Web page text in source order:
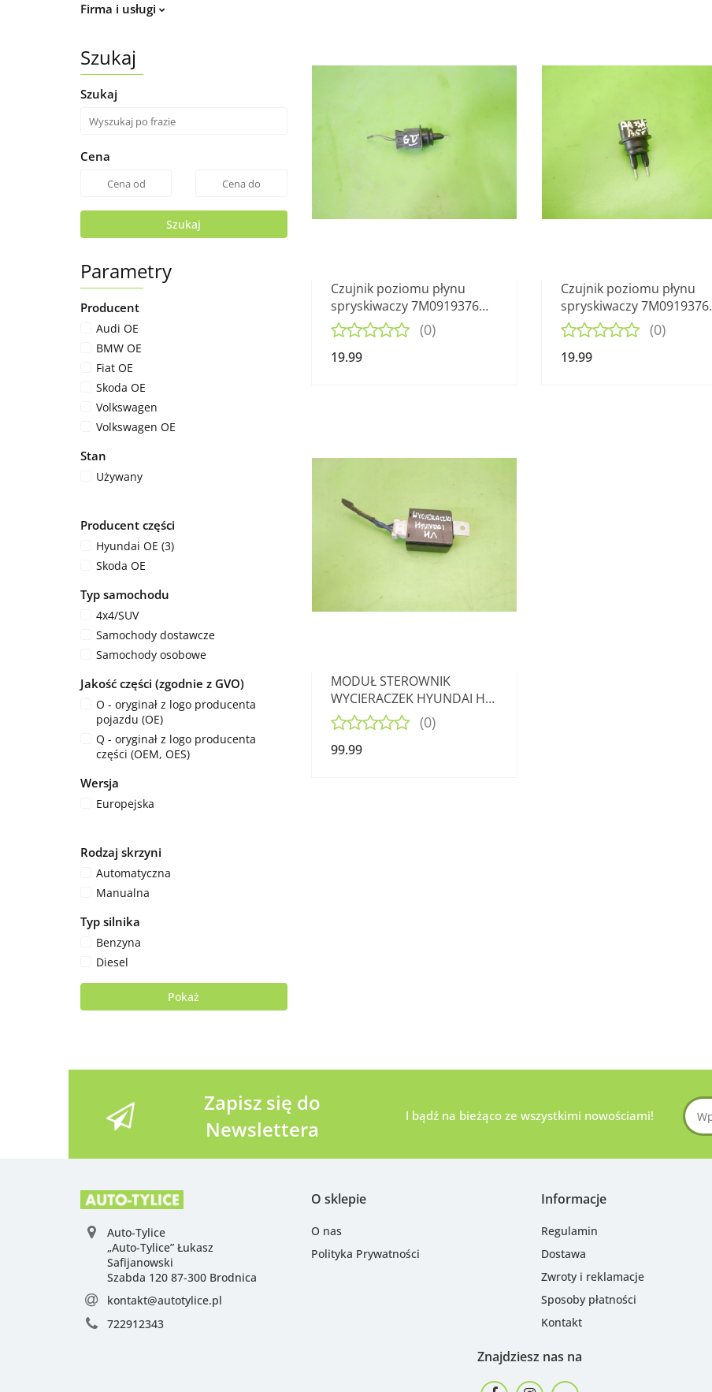
Firma i usługi
Szukaj
Szukaj
Cena
Szukaj
Parametry
Producent
Audi OE
BMW OE
Fiat OE
Skoda OE
Volkswagen
Volkswagen OE
Stan
Używany
Producent części
Hyundai OE (3)
Skoda OE
Typ samochodu
4x4/SUV
Samochody dostawcze
Samochody osobowe
Jakość części (zgodnie z GVO)
O - oryginał z logo producenta
pojazdu (OE)
Q - oryginał z logo producenta
części (OEM, OES)
Wersja
Europejska
Rodzaj skrzyni
Automatyczna
Manualna
Typ silnika
Benzyna
Diesel
Pokaż
Czujnik poziomu płynu
spryskiwaczy 7M0919376
VW GOLF V 1.9 TDI 03-09
(0)
19.99
Czujnik poziomu płynu
spryskiwaczy 7M0919376
VW PASSAT B5 FL SEDAN
(0)
19.99
MODUŁ STEROWNIK
WYCIERACZEK HYUNDAI H1
I 2.5 TD
(0)
99.99
Zapisz się do
Newslettera
I bądź na bieżąco ze wszystkimi nowościami!
Auto-Tylice
„Auto-Tylice” Łukasz
Safijanowski
Szabda 120 87-300 Brodnica
kontakt@autotylice.pl
722912343
O sklepie
O nas
Polityka Prywatności
Informacje
Regulamin
Dostawa
Zwroty i reklamacje
Sposoby płatności
Kontakt
Znajdziesz nas na